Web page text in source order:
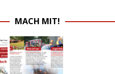
MACH MIT!